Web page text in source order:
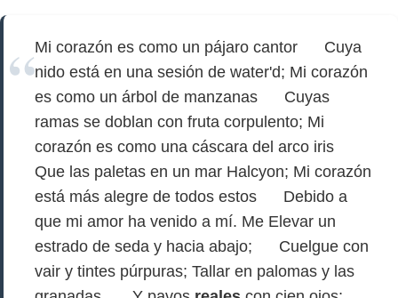
Mi corazón es como un pájaro cantor Cuya
nido está en una sesión de water'd; Mi corazón
es como un árbol de manzanas Cuyas
ramas se doblan con fruta corpulento; Mi
corazón es como una cáscara del arco iris
Que las paletas en un mar Halcyon; Mi corazón
está más alegre de todos estos Debido a
que mi amor ha venido a mí. Me Elevar un
estrado de seda y hacia abajo; Cuelgue con
vair y tintes púrpuras; Tallar en palomas y las